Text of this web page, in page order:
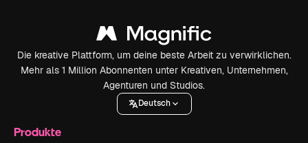
Die kreative Plattform, um deine beste Arbeit zu verwirklichen.
Mehr als 1 Million Abonnenten unter Kreativen, Unternehmen,
Agenturen und Studios.
Deutsch
Produkte